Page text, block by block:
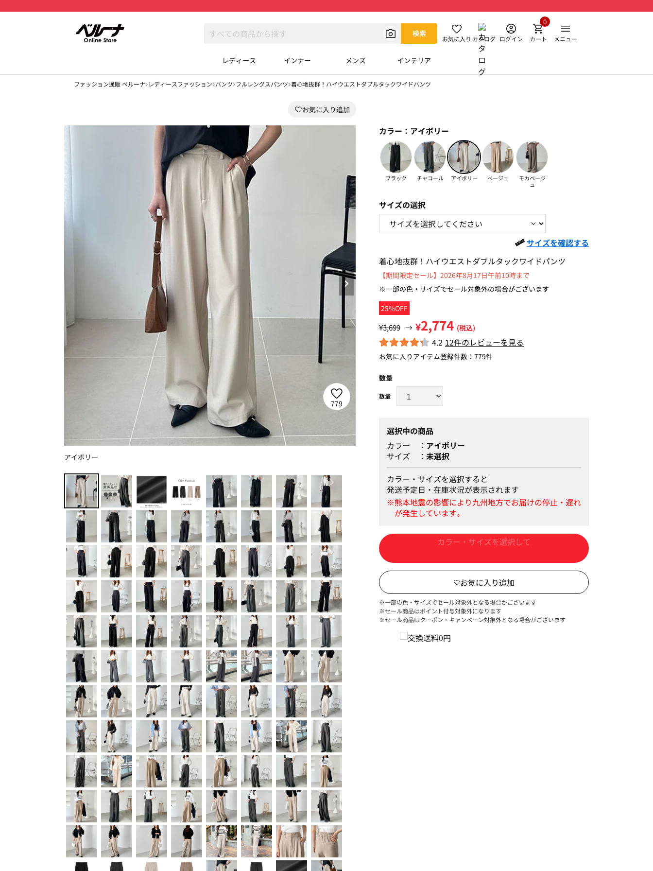
検索
お気に入り カタログ ログイン カート
0
メニュー
レディース インナー メンズ インテリア
ファッション通販 ベルーナ レディースファッション パンツ フルレングスパンツ 着心地抜群！ハイウエストダブルタックワイドパンツ
779
アイボリー
カラー： アイボリー
ブラック チャコール アイボリー ベージュ
モカベージ
ュ
サイズの選択
サイズを確認する
着心地抜群！ハイウエストダブルタックワイドパンツ
25%OFF
【期間限定セール】2026年8月17日午前10時まで
※一部の色・サイズでセール対象外の場合がございます
¥3,699 → ¥2,774 (税込)
4.2 12件のレビューを見る
お気に入りアイテム登録件数： 779件
数量
選択中の商品
カラー
アイボリー
サイズ
未選択
カラー・サイズを選択すると
発送予定日・在庫状況が表示されます
カートに入れる
※一部の色・サイズでセール対象外となる場合がございます
※セール商品はポイント付与対象外になります
※セール商品はクーポン・キャンペーン対象外となる場合がございます